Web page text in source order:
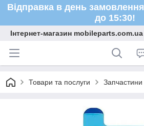
Відправка в день
до 15:30!
Інтернет-магазин mobileparts.com.ua
Товари та послуги